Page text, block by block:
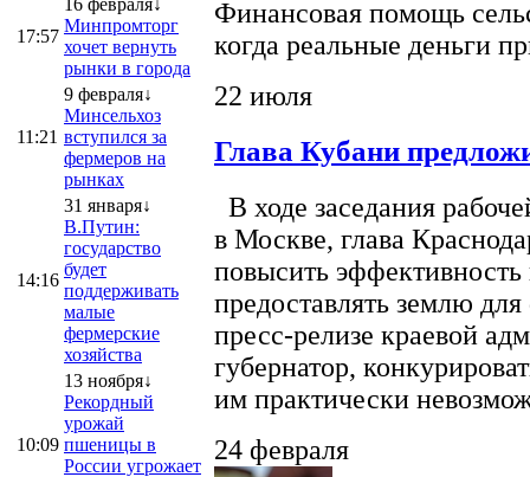
17:57
Минпромторг
хочет вернуть
рынки в города
11:21
9 февраля↓
Минсельхоз
вступился за
фермеров на
рынках
14:16
31 января↓
В.Путин:
государство
будет
поддерживать
малые
фермерские
хозяйства
10:09
13 ноября↓
Рекордный
урожай
пшеницы в
России угрожает
Финансовая помощь
когда реальные деньги
22 июля
Глава Кубани
В ходе заседания
в Москве, глава
повысить эффективность
предоставлять землю
пресс-релизе краевой
губернатор,
им практически
24 февраля